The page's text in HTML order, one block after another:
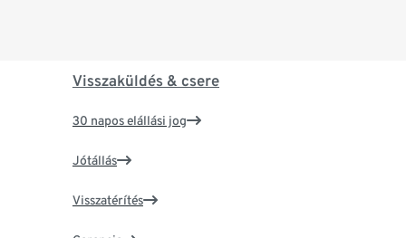
Visszaküldés & csere
30 napos elállási jog
Jótállás
Visszatérítés